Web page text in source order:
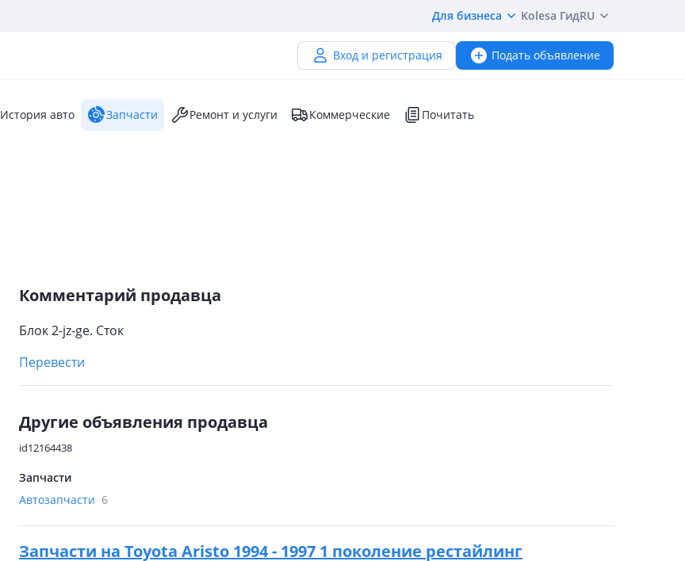
Для бизнеса Kolesa ГидRU
Вход и регистрация Подать объявление
История авто Запчасти Ремонт и услуги Коммерческие Почитать
Комментарий продавца
Блок 2-jz-ge. Сток
Перевести
Другие объявления продавца
id12164438
Запчасти
Автозапчасти 6
Запчасти на Toyota Aristo 1994 - 1997 1 поколение рестайлинг